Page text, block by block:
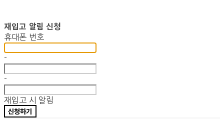
재입고 알림 신청
휴대폰 번호
-
-
재입고 시 알림
신청하기